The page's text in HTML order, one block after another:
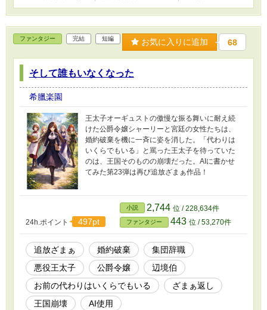
ファンタジー 完結 短編 お気に入りに追加 68
そして誰もいなくなった
希臘楽園
王太子オーギュストの傲慢な振る舞いに耐え続
けた公爵令嬢シャーリーと宮廷の女性たちは、
婚約破棄を機に一斉に姿を消した。「代わりは
いくらでもいる」と罵った王太子を待っていた
のは、王国そのものの崩壊だった。AIに書かせ
てみた第23弾は再び追放ざまぁ作品！
24h.ポイント 497pt
小説 2,744 位 / 228,634件
ファンタジー 443 位 / 53,270件
追放ざまぁ 婚約破棄
集団辞職
悪役王太子
公爵令嬢
辺境伯
お前の代わりはいくらでもいる
ざまぁ返し
王国崩壊
AI使用